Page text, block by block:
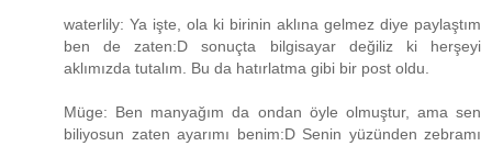
waterlily: Ya işte, ola ki birinin aklına gelmez diye paylaştım
ben de zaten:D sonuçta bilgisayar değiliz ki herşeyi
aklımızda tutalım. Bu da hatırlatma gibi bir post oldu.
Müge: Ben manyağım da ondan öyle olmuştur, ama sen
biliyosun zaten ayarımı benim:D Senin yüzünden zebramı